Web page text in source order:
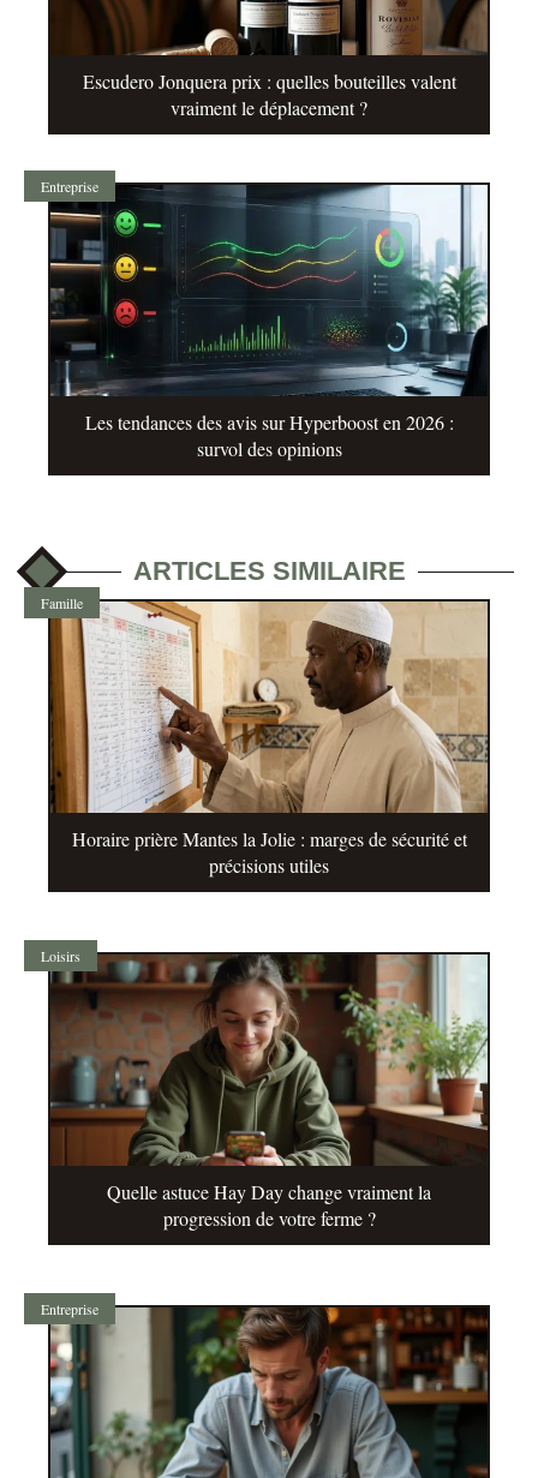
Escudero Jonquera prix : quelles bouteilles valent
vraiment le déplacement ?
Entreprise
Les tendances des avis sur Hyperboost en 2026 :
survol des opinions
ARTICLES SIMILAIRE
Famille
Horaire prière Mantes la Jolie : marges de sécurité et
précisions utiles
Loisirs
Quelle astuce Hay Day change vraiment la
progression de votre ferme ?
Entreprise